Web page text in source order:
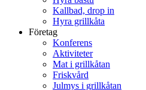
Kallbad, drop in
Hyra grillkåta
Företag
Konferens
Aktiviteter
Mat i grillkåtan
Friskvård
Julmys i grillkåtan